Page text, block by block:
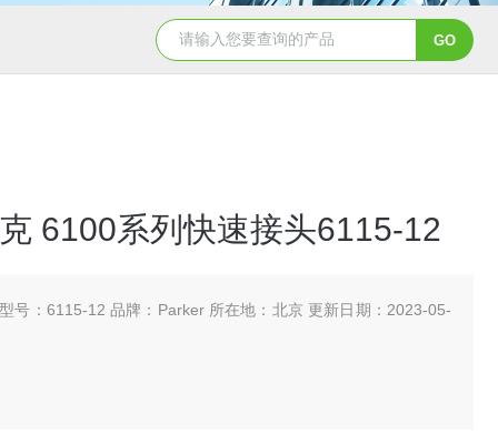
5347信德迈代理Parker 45度绝缘防水接头 5353信
6100系列快速接头6115-12
号：6115-12 品牌：Parker 所在地：北京 更新日期：2023-05-